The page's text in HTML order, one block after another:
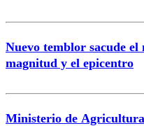
Nuevo temblor sacude
magnitud y el epicentro
Ministerio de